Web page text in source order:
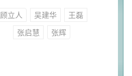
顾立人 吴建华
王磊
张启慧
张辉